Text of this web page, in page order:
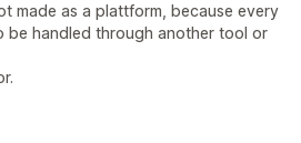
made as a plattform, because every
be handled through another tool or